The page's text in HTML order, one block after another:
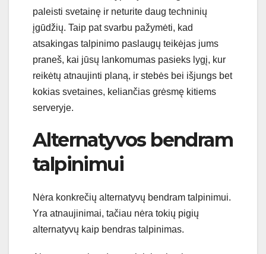
paleisti svetainę ir neturite daug techninių
įgūdžių. Taip pat svarbu pažymėti, kad
atsakingas talpinimo paslaugų teikėjas jums
praneš, kai jūsų lankomumas pasieks lygį, kur
reikėtų atnaujinti planą, ir stebės bei išjungs bet
kokias svetaines, keliančias grėsmę kitiems
serveryje.
Alternatyvos bendram
talpinimui
Nėra konkrečių alternatyvų bendram talpinimui.
Yra atnaujinimai, tačiau nėra tokių pigių
alternatyvų kaip bendras talpinimas.